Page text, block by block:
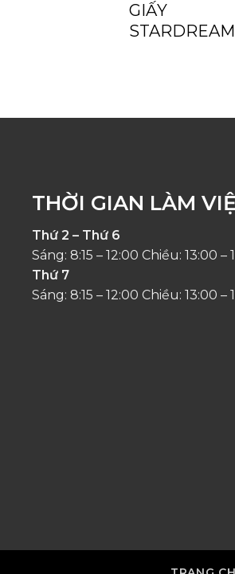
GIẤY
STARDREAM
THỜI GIAN LÀM
Thứ 2 – Thứ 6
Sáng: 8:15 – 12:00 Chiều: 13:00 –
Thứ 7
Sáng: 8:15 – 12:00 Chiều: 13:00 –